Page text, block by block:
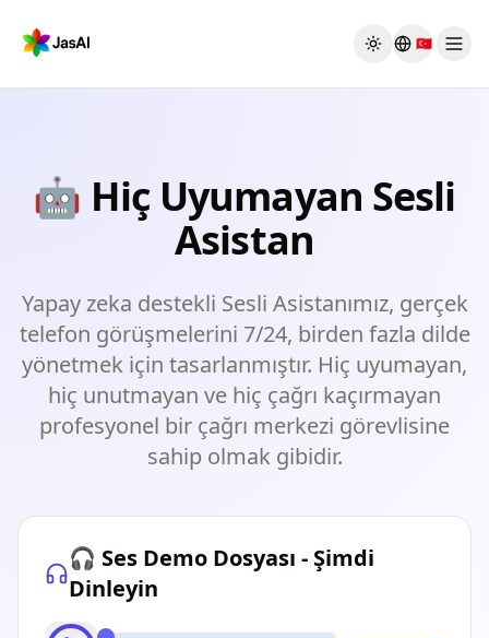
Toggle theme
🇹🇷
🤖 Hiç Uyumayan Sesli
Asistan
Yapay zeka destekli Sesli Asistanımız, gerçek
telefon görüşmelerini 7/24, birden fazla dilde
yönetmek için tasarlanmıştır. Hiç uyumayan,
hiç unutmayan ve hiç çağrı kaçırmayan
profesyonel bir çağrı merkezi görevlisine
sahip olmak gibidir.
🎧 Ses Demo Dosyası - Şimdi
Dinleyin